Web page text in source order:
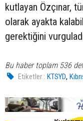
kutlayan Özçınar,
olarak ayakta
gerektiğini
Bu haber toplam 536
Etiketler : KTSYD,